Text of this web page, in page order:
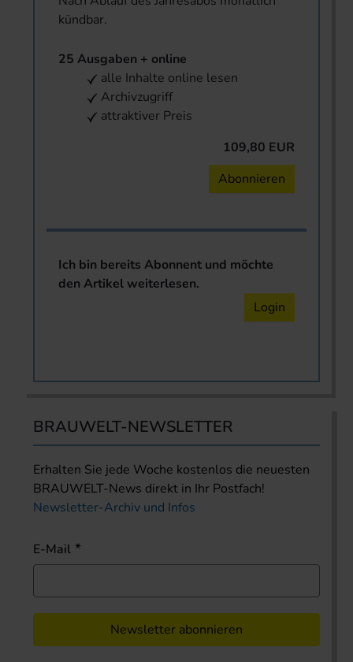
kündbar.
25 Ausgaben + online
alle Inhalte online lesen
Archivzugriff
attraktiver Preis
109,80 EUR
Abonnieren
Ich bin bereits Abonnent und möchte
den Artikel weiterlesen.
Login
BRAUWELT-NEWSLETTER
Erhalten Sie jede Woche kostenlos die neuesten
BRAUWELT-News direkt in Ihr Postfach!
Newsletter-Archiv und Infos
E-Mail
Newsletter abonnieren